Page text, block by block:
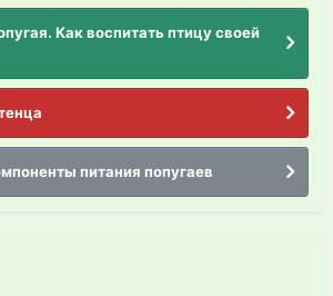
Как воспитать птицу своей
питания попугаев